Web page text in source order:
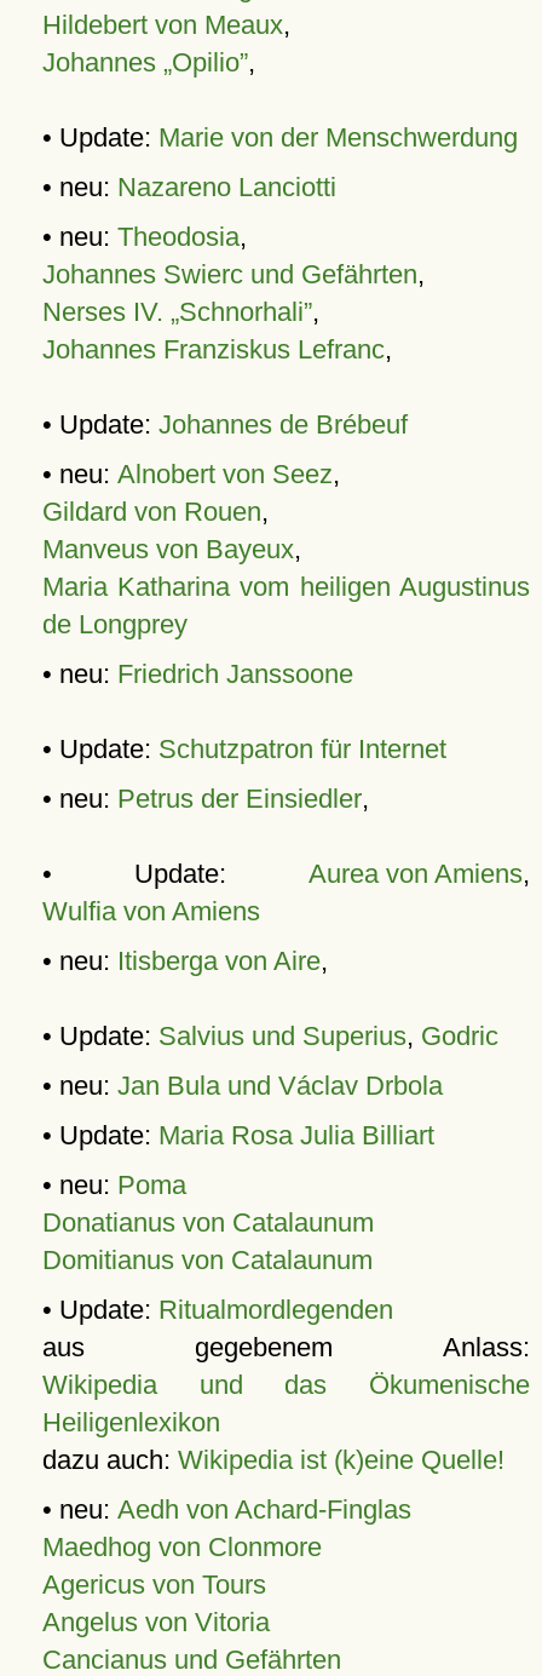
Hildebert von Meaux,
Johannes „Opilio”,
• Update: Marie von der Menschwerdung
• neu: Nazareno Lanciotti
• neu: Theodosia,
Johannes Swierc und Gefährten,
Nerses IV. „Schnorhali”,
Johannes Franziskus Lefranc,
• Update: Johannes de Brébeuf
• neu: Alnobert von Seez,
Gildard von Rouen,
Manveus von Bayeux,
Maria Katharina vom heiligen Augustinus
de Longprey
• neu: Friedrich Janssoone
• Update: Schutzpatron für Internet
• neu: Petrus der Einsiedler,
• Update: Aurea von Amiens,
Wulfia von Amiens
• neu: Itisberga von Aire,
• Update: Salvius und Superius, Godric
• neu: Jan Bula und Václav Drbola
• Update: Maria Rosa Julia Billiart
• neu: Poma
Donatianus von Catalaunum
Domitianus von Catalaunum
• Update: Ritualmordlegenden
aus gegebenem Anlass:
Wikipedia und das Ökumenische
Heiligenlexikon
dazu auch: Wikipedia ist (k)eine Quelle!
• neu: Aedh von Achard-Finglas
Maedhog von Clonmore
Agericus von Tours
Angelus von Vitoria
Cancianus und Gefährten